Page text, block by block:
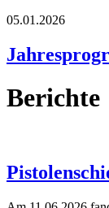
05.01.2026
Berichte